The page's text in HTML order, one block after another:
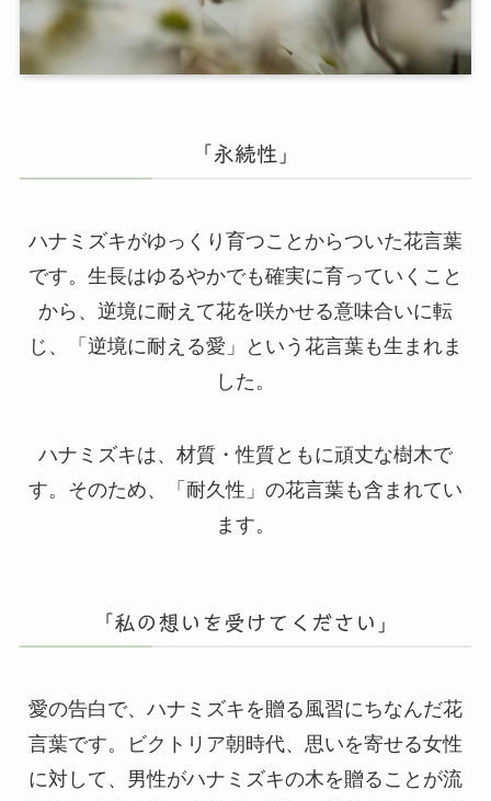
「永続性」
ハナミズキがゆっくり育つことからついた花言葉
です。生長はゆるやかでも確実に育っていくこと
から、逆境に耐えて花を咲かせる意味合いに転
じ、「逆境に耐える愛」という花言葉も生まれま
した。
ハナミズキは、材質・性質ともに頑丈な樹木で
す。そのため、「耐久性」の花言葉も含まれてい
ます。
「私の想いを受けてください」
愛の告白で、ハナミズキを贈る風習にちなんだ花
言葉です。ビクトリア朝時代、思いを寄せる女性
に対して、男性がハナミズキの木を贈ることが流